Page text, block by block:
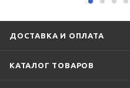
ДОСТАВКА И ОПЛАТА
КАТАЛОГ ТОВАРОВ